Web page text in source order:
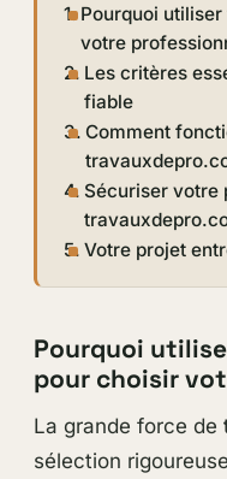
Pourquoi
votre
Les critères
fiable
Comment
Sécuriser votre
Votre projet
Pourquoi
pour choisir
La grande force de
sélection